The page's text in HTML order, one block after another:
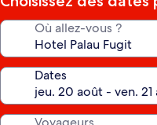
Où allez-vous ?
Dates